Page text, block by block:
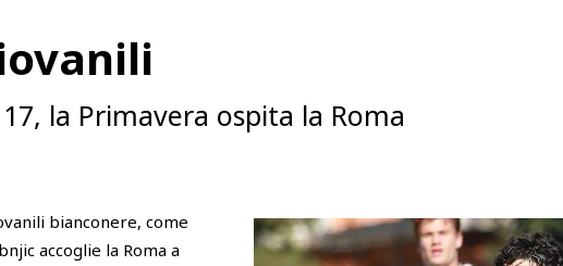
la Primavera ospita la Roma
bianconere, come
accoglie la Roma a